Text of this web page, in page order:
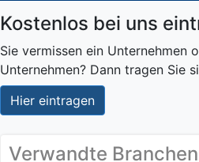
Kostenlos bei uns
Sie vermissen ein Unternehmen
Unternehmen? Dann tragen Sie
Hier eintragen
Verwandte Branchen